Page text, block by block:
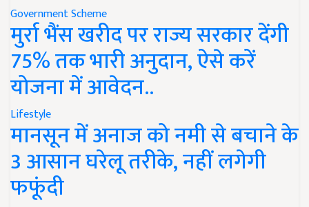
Government Scheme
मुर्रा भैंस खरीद पर राज्य सरकार देंगी
75% तक भारी अनुदान, ऐसे करें
योजना में आवेदन..
Lifestyle
मानसून में अनाज को नमी से बचाने के
3 आसान घरेलू तरीके, नहीं लगेगी
फफूंदी